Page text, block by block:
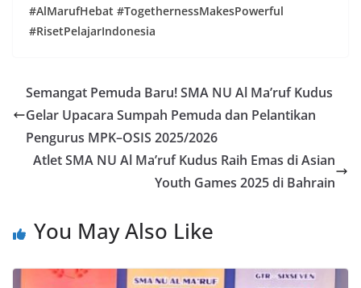
#AlMarufHebat #TogethernessMakesPowerful
#RisetPelajarIndonesia
Semangat Pemuda Baru! SMA NU Al Ma’ruf Kudus
Gelar Upacara Sumpah Pemuda dan Pelantikan
Pengurus MPK–OSIS 2025/2026
Atlet SMA NU Al Ma’ruf Kudus Raih Emas di Asian
Youth Games 2025 di Bahrain
You May Also Like